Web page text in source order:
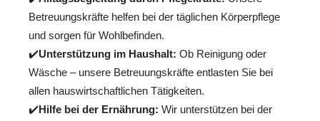
Betreuungskräfte helfen bei der täglichen Körperpflege
und sorgen für Wohlbefinden.
✔️Unterstützung im Haushalt: Ob Reinigung oder
Wäsche – unsere Betreuungskräfte entlasten Sie bei
allen hauswirtschaftlichen Tätigkeiten.
✔️Hilfe bei der Ernährung: Wir unterstützen bei der